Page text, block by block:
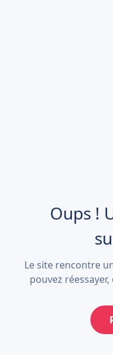
Oups !
Le site rencontre
pouvez